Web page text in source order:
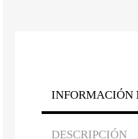
INFORMACIÓN
DESCRIPCIÓN